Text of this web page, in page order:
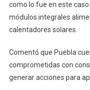
como lo fue en este
módulos integrales
calentadores solares.
Comentó que Puebla
comprometidas con
generar acciones para